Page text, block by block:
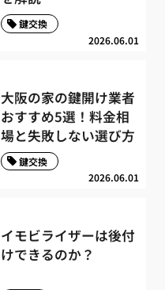
2026.06.01
鍵交換
大阪の家の鍵開け業者
おすすめ5選！料金相
場と失敗しない選び方
2026.06.01
鍵交換
イモビライザーは後付
けできるのか？